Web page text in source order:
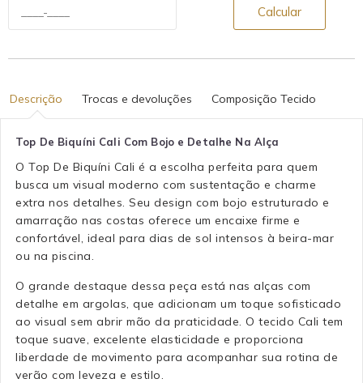
Calcular
Descrição Trocas e devoluções Composição Tecido
Top De Biquíni Cali Com Bojo e Detalhe Na Alça
O Top De Biquíni Cali é a escolha perfeita para quem
busca um visual moderno com sustentação e charme
extra nos detalhes. Seu design com bojo estruturado e
amarração nas costas oferece um encaixe firme e
confortável, ideal para dias de sol intensos à beira-mar
ou na piscina.
O grande destaque dessa peça está nas alças com
detalhe em argolas, que adicionam um toque sofisticado
ao visual sem abrir mão da praticidade. O tecido Cali tem
toque suave, excelente elasticidade e proporciona
liberdade de movimento para acompanhar sua rotina de
verão com leveza e estilo.